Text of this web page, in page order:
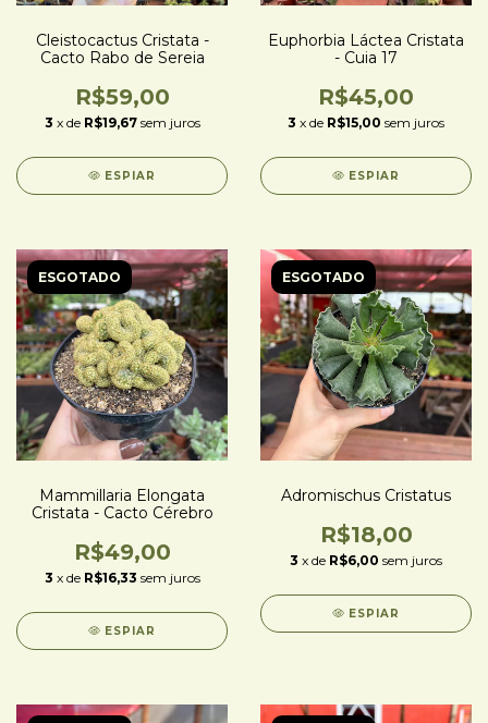
Cleistocactus Cristata -
Cacto Rabo de Sereia
R$59,00
3 x de R$19,67 sem juros
ESPIAR
Euphorbia Láctea Cristata
- Cuia 17
R$45,00
3 x de R$15,00 sem juros
ESPIAR
ESGOTADO
Mammillaria Elongata
Cristata - Cacto Cérebro
R$49,00
3 x de R$16,33 sem juros
ESPIAR
ESGOTADO
Adromischus Cristatus
R$18,00
3 x de R$6,00 sem juros
ESPIAR